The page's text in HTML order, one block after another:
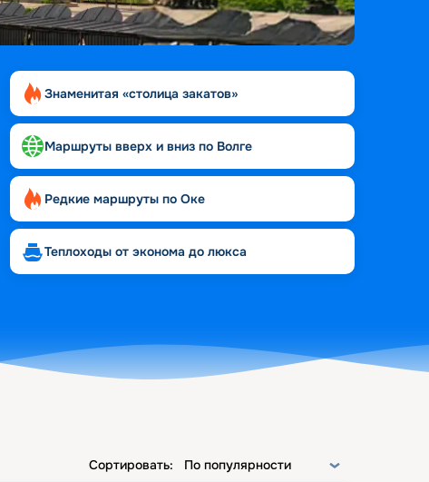
Знаменитая «столица закатов»
Маршруты вверх и вниз по Волге
Редкие маршруты по Оке
Теплоходы от эконома до люкса
Сортировать: По популярности